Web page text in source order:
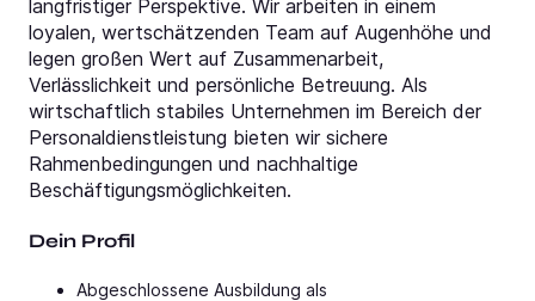
langfristiger Perspektive. Wir arbeiten in einem
loyalen, wertschätzenden Team auf Augenhöhe und
legen großen Wert auf Zusammenarbeit,
Verlässlichkeit und persönliche Betreuung. Als
wirtschaftlich stabiles Unternehmen im Bereich der
Personaldienstleistung bieten wir sichere
Rahmenbedingungen und nachhaltige
Beschäftigungsmöglichkeiten.
Dein Profil
Abgeschlossene Ausbildung als